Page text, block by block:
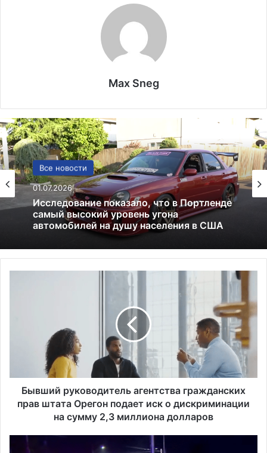
Max Sneg
США
13.06.2025
Америка имеет огромный избыток сыра
к
Бывший руководитель агентства гражданских
прав штата Орегон подает иск о дискриминации
на сумму 2,3 миллиона долларов